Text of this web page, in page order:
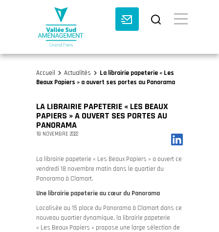
Accueil Actualités
La librairie papeterie « Les
Beaux Papiers » a ouvert ses portes au Panorama
LA LIBRAIRIE PAPETERIE « LES BEAUX
PAPIERS » A OUVERT SES PORTES AU
PANORAMA
18 NOVEMBRE 2022
La librairie papeterie « Les Beaux Papiers » a ouvert ce
vendredi 18 novembre matin dans le quartier du
Panorama à Clamart.
Une librairie papeterie au cœur du Panorama
Localisée au 15 place du Panorama à Clamart dans ce
nouveau quartier dynamique, la librairie papeterie
« Les Beaux Papiers » propose une large sélection de